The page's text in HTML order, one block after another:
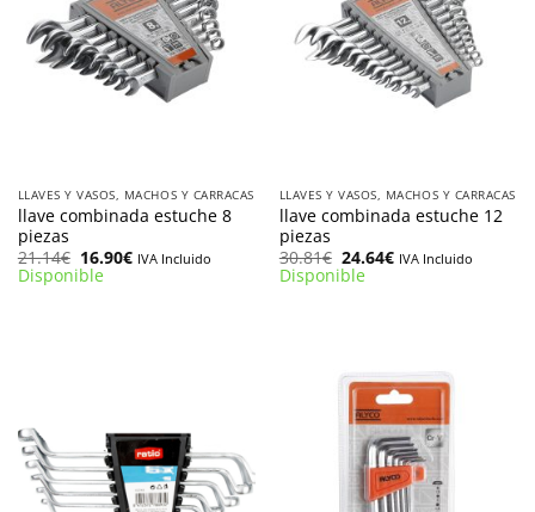
LLAVES Y VASOS, MACHOS Y CARRACAS
llave combinada estuche 8
piezas
21.14€ El
precio
original
16.90€ElIVA Incluido
Disponible
LLAVES Y VASOS, MACHOS Y CARRACAS
llave combinada estuche 12
piezas
30.81€ El
precio
original
24.64€ElIVA Incluido
Disponible